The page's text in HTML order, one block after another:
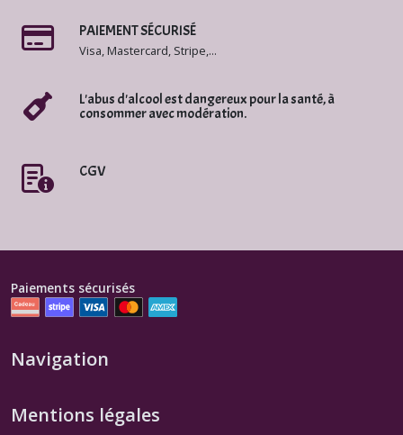
PAIEMENT SÉCURISÉ
Visa, Mastercard, Stripe,...
L'abus d'alcool est dangereux pour la santé, à
consommer avec modération.
CGV
Paiements sécurisés
Navigation
Mentions légales